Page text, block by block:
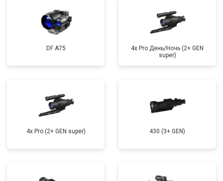
DF A75
4x Pro День/Ночь (2+ GEN
super)
4x Pro (2+ GEN super) 430 (3+ GEN)